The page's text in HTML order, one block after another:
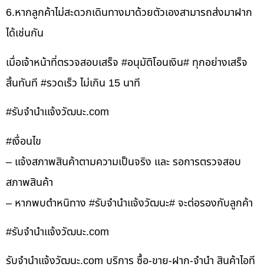
6.หากลูกค้าไม่สะดวกเดินทางมาด้วยตัวเองสามารถส่งมาฝาก
ได้เช่นกัน
เมื่อเจ้าหน้าที่ตรวจสอบเสร็จ #อนุมัติโอนเงิน# ทุกอย่างเสร็จ
สิ้นทันที #รวดเร็ว ไม่เกิน 15 นาที
#รับจํานําแจ้งวัฒนะ.com
#เงื่อนไข
– แจ้งสภาพสินค้าตามความเป็นจริง และ รอการตรวจสอบ
สภาพสินค้า
– หากพบตำหนิทาง #รับจำนำแจ้งวัฒนะ# จะต่อรองกับลูกค้า
#รับจํานําแจ้งวัฒนะ.com
รับจํานําแจ้งวัฒนะ.com บริการ ซื้อ-ขาย-ฝาก-จำนำ สินค้าไอที